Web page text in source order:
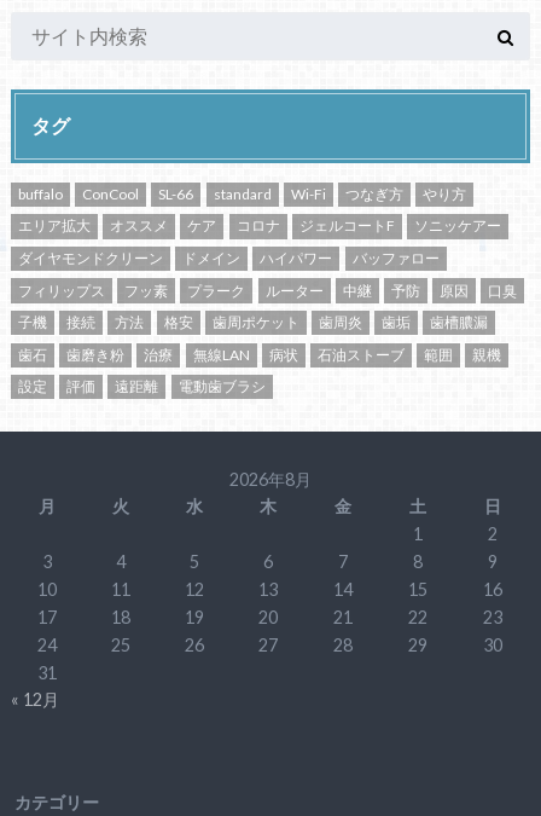
タグ
buffalo ConCool SL-66 standard Wi-Fi つなぎ方
やり方
エリア拡大
オススメ ケア コロナ ジェルコートF
ソニッケアー
ダイヤモンドクリーン
ドメイン ハイパワー
バッファロー
フィリップス
フッ素 プラーク ルーター 中継 予防 原因
口臭
子機
接続 方法 格安 歯周ポケット 歯周炎 歯垢
歯槽膿漏
歯石
歯磨き粉 治療 無線LAN 病状 石油ストーブ 範囲
親機
設定
評価 遠距離 電動歯ブラシ
2026年8月
月
火 水 木 金 土
日
1
2
3
4 5 6 7 8
9
10
11 12 13 14 15
16
17
18 19 20 21 22
23
24
25 26 27 28 29
30
31
« 12月
カテゴリー